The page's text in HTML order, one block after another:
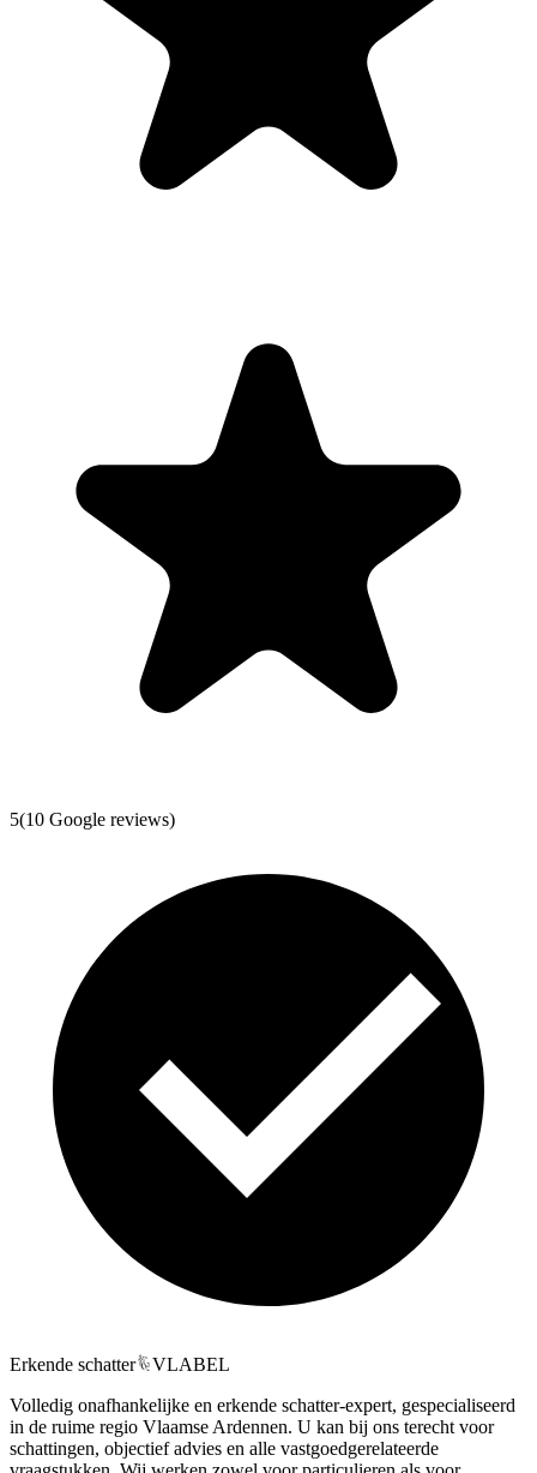
5(10 Google reviews)
Erkende schatter
VLABEL
Volledig onafhankelijke en erkende schatter-expert, gespecialiseerd
in de ruime regio Vlaamse Ardennen. U kan bij ons terecht voor
schattingen, objectief advies en alle vastgoedgerelateerde